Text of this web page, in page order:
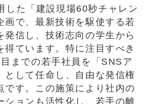
した「建設現場60秒チャレン
画で、最新技術を駆使する若
発信し、技術志向の学生から
得ています。特に注目すべき
までの若手社員を「SNSア
として任命し、自由な発信権
です。この施策により社内の
ションも活性化し、若手の離